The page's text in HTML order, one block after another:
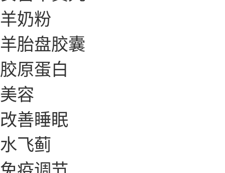
羊奶粉
羊胎盘胶囊
胶原蛋白
美容
改善睡眠
水飞蓟